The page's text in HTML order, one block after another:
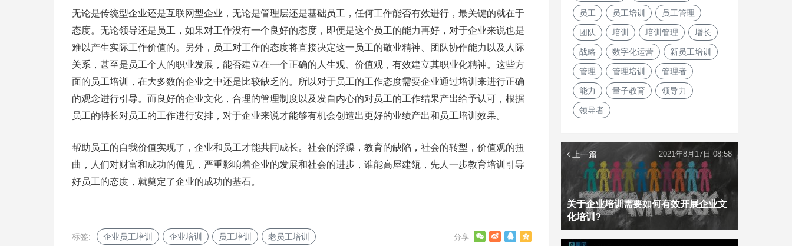
无论是传统型企业还是互联网型企业，无论是管理层还是基础员工，任何工作能否有效进行，最关键的就在于
态度。无论领导还是员工，如果对工作没有一个良好的态度，即便是这个员工的能力再好，对于企业来说也是
难以产生实际工作价值的。另外，员工对工作的态度将直接决定这一员工的敬业精神、团队协作能力以及人际
关系，甚至是员工个人的职业发展，能否建立在一个正确的人生观、价值观，有效建立其职业化精神。这些方
面的员工培训，在大多数的企业之中还是比较缺乏的。所以对于员工的工作态度需要企业通过培训来进行正确
的观念进行引导。而良好的企业文化，合理的管理制度以及发自内心的对员工的工作结果产出给予认可，根据
员工的特长对员工的工作进行安排，对于企业来说才能够有机会创造出更好的业绩产出和员工培训效果。
帮助员工的自我价值实现了，企业和员工才能共同成长。社会的浮躁，教育的缺陷，社会的转型，价值观的扭
曲，人们对财富和成功的偏见，严重影响着企业的发展和社会的进步，谁能高屋建瓴，先人一步教育培训引导
好员工的态度，就奠定了企业的成功的基石。
标签: 企业员工培训 企业培训 员工培训 老员工培训
员工 员工培训 员工管理
团队 培训 培训管理 增长
战略 数字化运营 新员工培训
管理 管理培训 管理者
能力 量子教育 领导力
领导者
上一篇
关于企业培训需要如何有效开展企业文
化培训?
2021年8月17日 08:58